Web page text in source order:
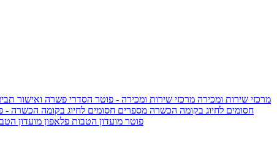
מרכזי שירות ומכירה מרכזי שירות ומכירה - פוטר הסדרי פשרה ואישור
חסומים לחיוג בקומה הכשרה מספרים חסומים לחיוג בקומה הכשרה -
IsraelieSIM by Pelephone - פוטר מועדון הטבות פלאפון מועדון